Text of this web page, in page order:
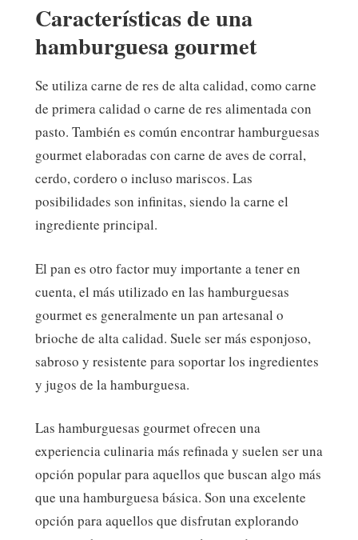
Características de una
hamburguesa gourmet
Se utiliza carne de res de alta calidad, como carne
de primera calidad o carne de res alimentada con
pasto. También es común encontrar hamburguesas
gourmet elaboradas con carne de aves de corral,
cerdo, cordero o incluso mariscos. Las
posibilidades son infinitas, siendo la carne el
ingrediente principal.
El pan es otro factor muy importante a tener en
cuenta, el más utilizado en las hamburguesas
gourmet es generalmente un pan artesanal o
brioche de alta calidad. Suele ser más esponjoso,
sabroso y resistente para soportar los ingredientes
y jugos de la hamburguesa.
Las hamburguesas gourmet ofrecen una
experiencia culinaria más refinada y suelen ser una
opción popular para aquellos que buscan algo más
que una hamburguesa básica. Son una excelente
opción para aquellos que disfrutan explorando